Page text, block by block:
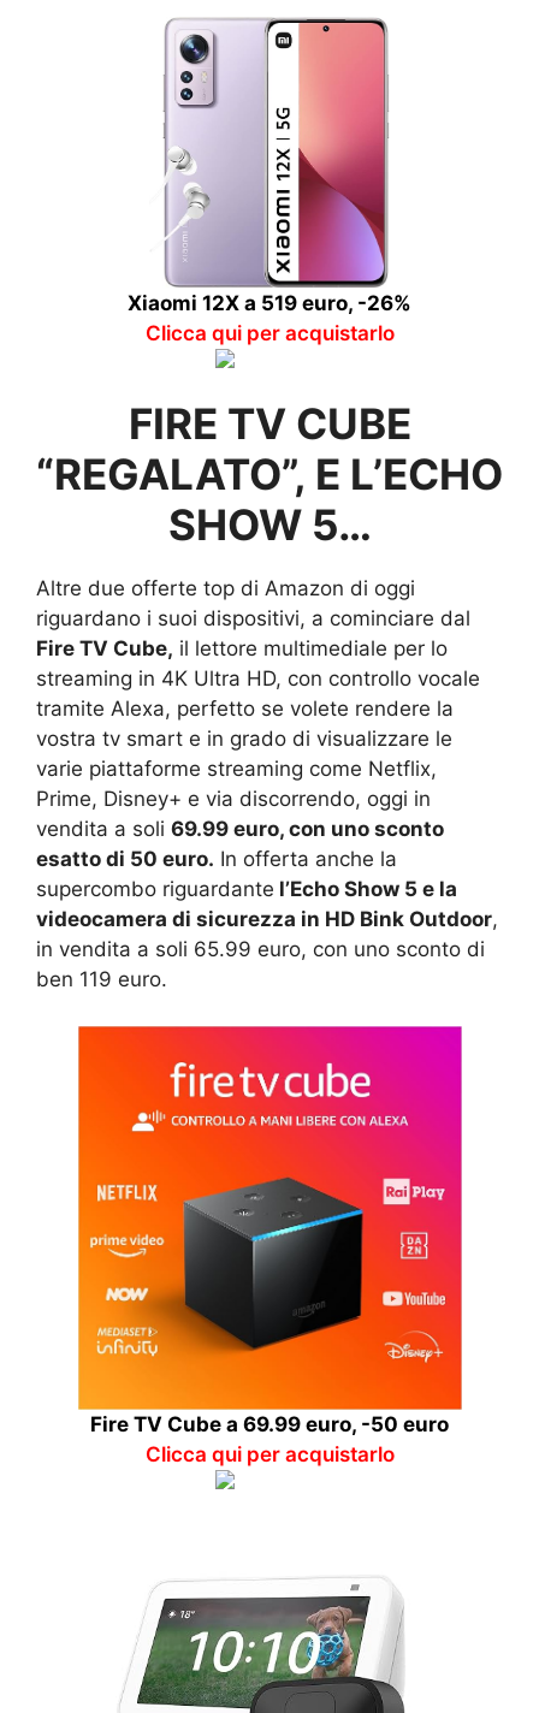
Xiaomi 12X a 519 euro, -26%
Clicca qui per acquistarlo
FIRE TV CUBE
“REGALATO”, E L’ECHO
SHOW 5…
Altre due offerte top di Amazon di oggi
riguardano i suoi dispositivi, a cominciare dal
Fire TV Cube, il lettore multimediale per lo
streaming in 4K Ultra HD, con controllo vocale
tramite Alexa, perfetto se volete rendere la
vostra tv smart e in grado di visualizzare le
varie piattaforme streaming come Netflix,
Prime, Disney+ e via discorrendo, oggi in
vendita a soli 69.99 euro, con uno sconto
esatto di 50 euro. In offerta anche la
supercombo riguardante l’Echo Show 5 e la
videocamera di sicurezza in HD Bink Outdoor,
in vendita a soli 65.99 euro, con uno sconto di
ben 119 euro.
Fire TV Cube a 69.99 euro, -50 euro
Clicca qui per acquistarlo